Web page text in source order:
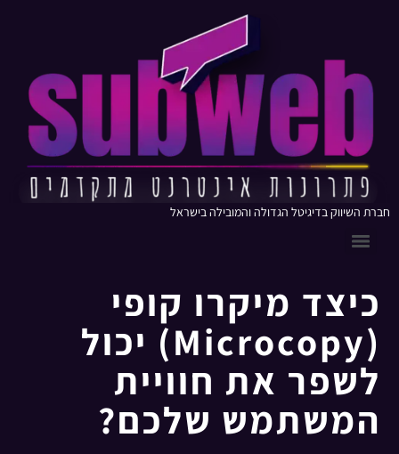
חברת השיווק בדיגיטל הגדולה והמובילה בישראל
כיצד מיקרו קופי
(Microcopy) יכול
לשפר את חוויית
המשתמש שלכם?